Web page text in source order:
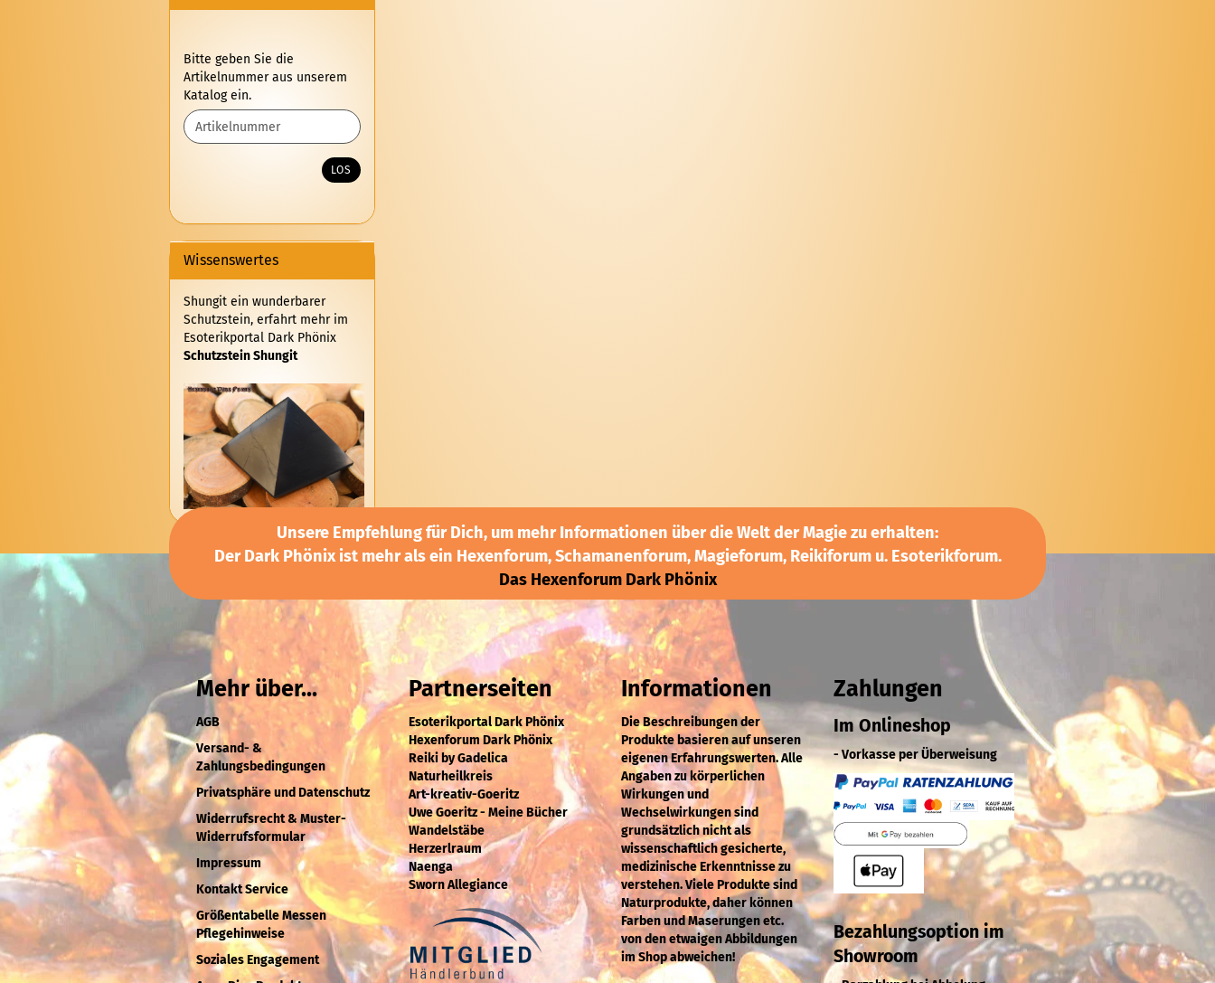
BITTE
GEBEN
SIE
DIE
ARTIKELNUMMER
AUS
Bitte geben Sie die
Artikelnummer aus unserem
Katalog ein.
LOS
Wissenswertes
Shungit ein wunderbarer
Schutzstein, erfahrt mehr im
Esoterikportal Dark Phönix
Schutzstein Shungit
Unsere Empfehlung für Dich, um mehr Informationen über die Welt der Magie zu erhalten:
Der Dark Phönix ist mehr als ein Hexenforum, Schamanenforum, Magieforum, Reikiforum u. Esoterikforum.
Das Hexenforum Dark Phönix
Mehr über...
AGB
Versand- &
Zahlungsbedingungen
Privatsphäre und Datenschutz
Widerrufsrecht & Muster-
Widerrufsformular
Impressum
Kontakt Service
Größentabelle Messen
Pflegehinweise
Soziales Engagement
Partnerseiten
Esoterikportal Dark Phönix
Hexenforum Dark Phönix
Reiki by Gadelica
Naturheilkreis
Art-kreativ-Goeritz
Uwe Goeritz - Meine Bücher
Wandelstäbe
Herzerlraum
Naenga
Sworn Allegiance
Informationen
Die Beschreibungen der
Produkte basieren auf unseren
eigenen Erfahrungswerten. Alle
Angaben zu körperlichen
Wirkungen und
Wechselwirkungen sind
grundsätzlich nicht als
wissenschaftlich gesicherte,
medizinische Erkenntnisse zu
verstehen. Viele Produkte sind
Naturprodukte, daher können
Farben und Maserungen etc.
von den etwaigen Abbildungen
im Shop abweichen!
Zahlungen
Im Onlineshop
- Vorkasse per Überweisung
Bezahlungsoption im
Showroom